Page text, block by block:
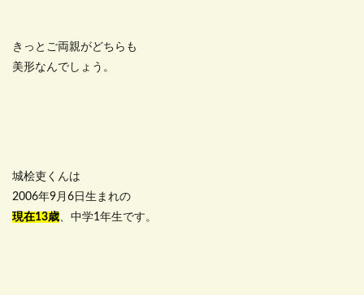
きっとご両親がどちらも
美形なんでしょう。
城桧吏くんは
2006年9月6日生まれの
現在13歳、中学1年生です。